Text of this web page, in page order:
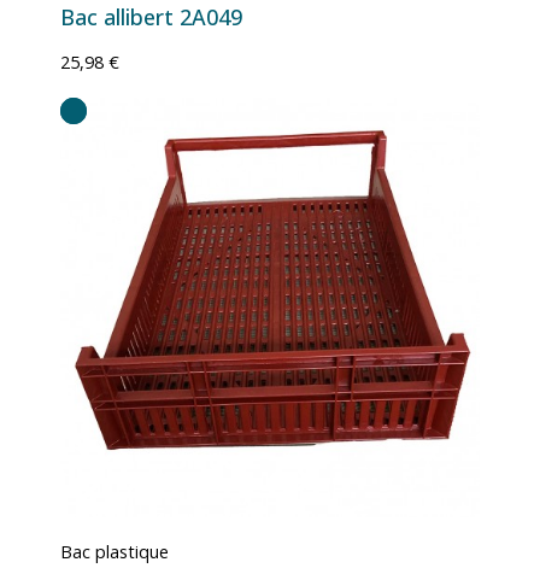
Bac allibert 2A049
25,98 €
Bac plastique